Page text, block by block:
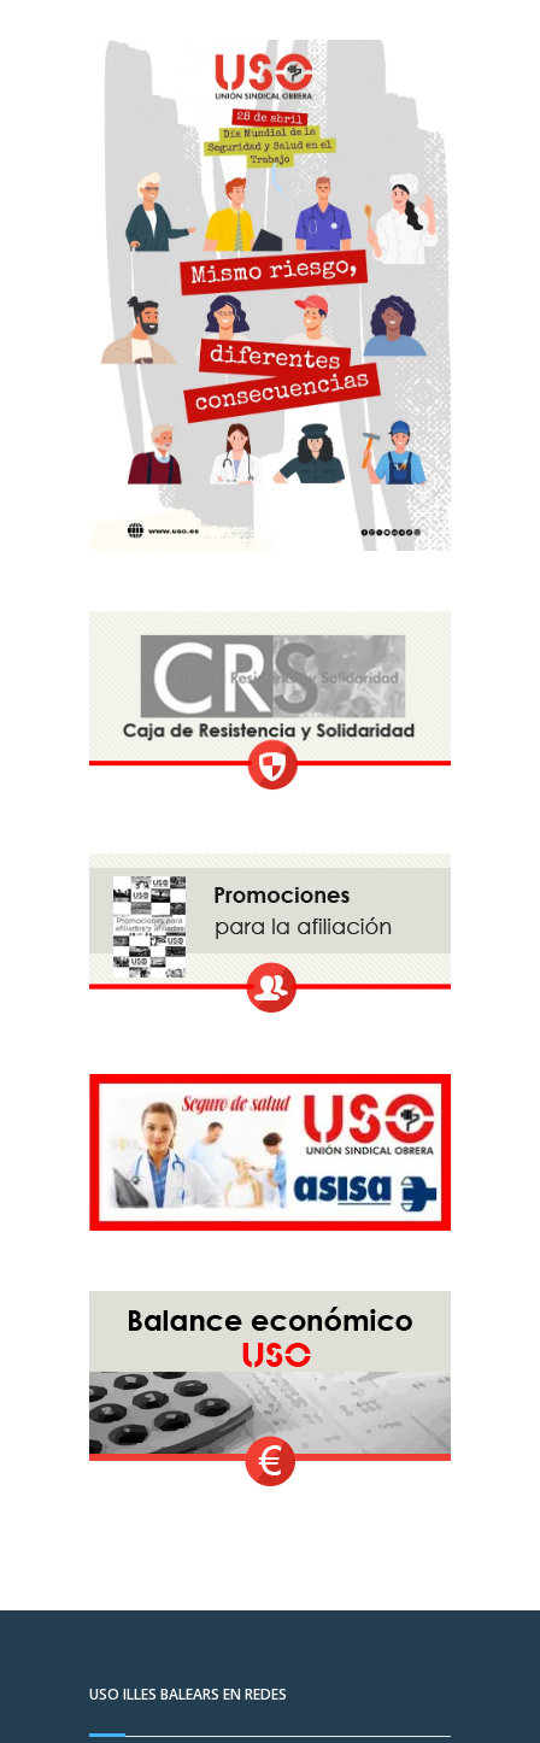
USO ILLES BALEARS EN REDES